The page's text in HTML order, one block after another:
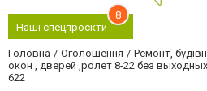
Наші спецпроєкти
8
Головна Оголошення Ремонт,
окон , дверей ,ролет 8-22 без
622